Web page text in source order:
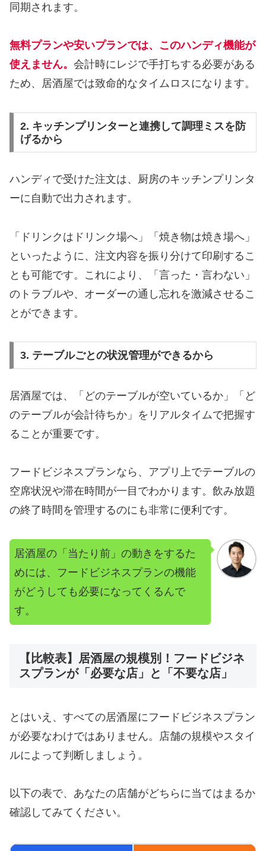
同期されます。
無料プランや安いプランでは、このハンディ機能が
使えません。 会計時にレジで手打ちする必要がある
ため、居酒屋では致命的なタイムロスになります。
2. キッチンプリンターと連携して調理ミスを防
げるから
ハンディで受けた注文は、厨房のキッチンプリンタ
ーに自動で出力されます。
「ドリンクはドリンク場へ」「焼き物は焼き場へ」
といったように、注文内容を振り分けて印刷するこ
とも可能です。これにより、「言った・言わない」
のトラブルや、オーダーの通し忘れを激減させるこ
とができます。
3. テーブルごとの状況管理ができるから
居酒屋では、「どのテーブルが空いているか」「ど
のテーブルが会計待ちか」をリアルタイムで把握す
ることが重要です。
フードビジネスプランなら、アプリ上でテーブルの
空席状況や滞在時間が一目でわかります。飲み放題
の終了時間を管理するのにも非常に便利です。
居酒屋の「当たり前」の動きをするた
めには、フードビジネスプランの機能
がどうしても必要になってくるんで
す。
【比較表】居酒屋の規模別！フードビジネ
スプランが「必要な店」と「不要な店」
とはいえ、すべての居酒屋にフードビジネスプラン
が必要なわけではありません。店舗の規模やスタイ
ルによって判断しましょう。
以下の表で、あなたの店舗がどちらに当てはまるか
確認してみてください。